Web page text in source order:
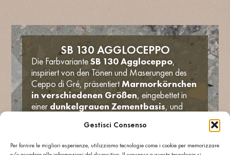
Gestisci Consenso
Per fornire le migliori esperienze, utilizziamo tecnologie come i cookie per memorizzare
SB 130 AGGLOCEPPO
Die FarbvarianteSB 130 Aggloceppo,
inspiriert von den Tönen und Maserungen des
Ceppo di Gré, präsentiertMarmorkörnchen
in verschiedenen Größen, eingebettet in
einer dunkelgrauen Zementbasis, und
Tiefe und Natürlichkeit. Dieses Terrazzo mit
starker Material-Identität kombiniert perfekt mit
denwarmen Tönen der Stoffe, den